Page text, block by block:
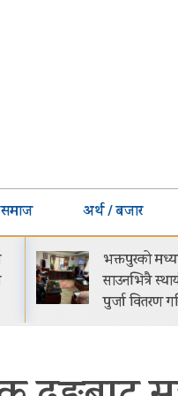
समाज अर्थ / बजार
भक्तपुरको मध्यपुरबासीलाई
साउनभित्रै स्थायी जग्गाधनी
पुर्जा वितरण गरिने